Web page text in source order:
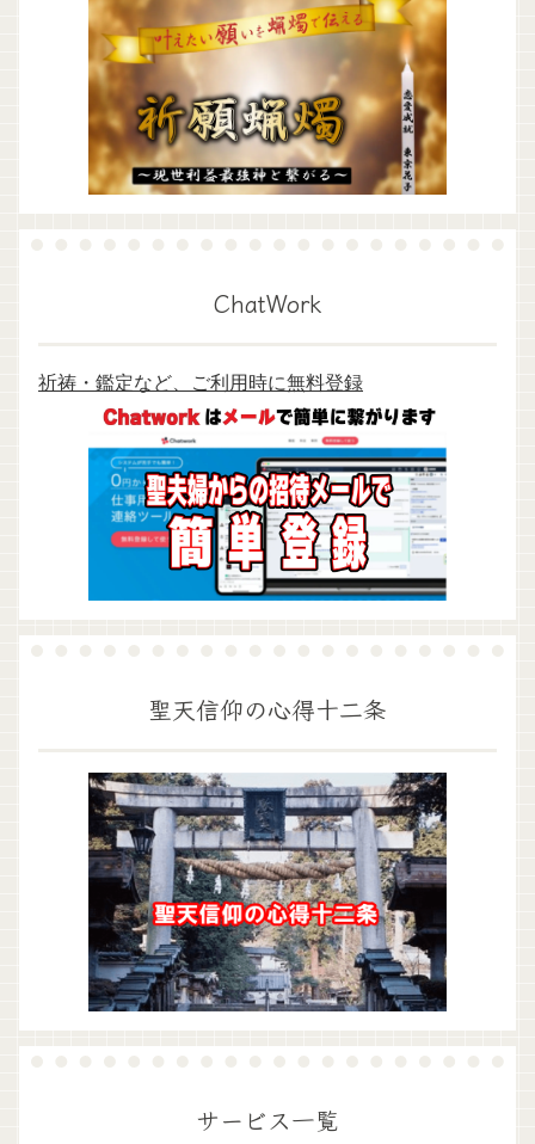
ChatWork
祈祷・鑑定など、ご利用時に無料登録
聖天信仰の心得十二条
サービス一覧